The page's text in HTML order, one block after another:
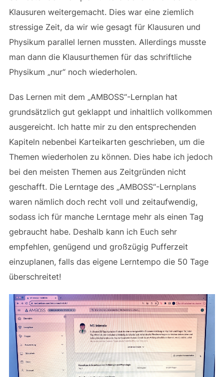
Klausuren weitergemacht. Dies war eine ziemlich
stressige Zeit, da wir wie gesagt für Klausuren und
Physikum parallel lernen mussten. Allerdings musste
man dann die Klausurthemen für das schriftliche
Physikum „nur“ noch wiederholen.
Das Lernen mit dem „AMBOSS“-Lernplan hat
grundsätzlich gut geklappt und inhaltlich vollkommen
ausgereicht. Ich hatte mir zu den entsprechenden
Kapiteln nebenbei Karteikarten geschrieben, um die
Themen wiederholen zu können. Dies habe ich jedoch
bei den meisten Themen aus Zeitgründen nicht
geschafft. Die Lerntage des „AMBOSS“-Lernplans
waren nämlich doch recht voll und zeitaufwendig,
sodass ich für manche Lerntage mehr als einen Tag
gebraucht habe. Deshalb kann ich Euch sehr
empfehlen, genügend und großzügig Pufferzeit
einzuplanen, falls das eigene Lerntempo die 50 Tage
überschreitet!